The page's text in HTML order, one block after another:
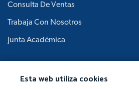
Esta web utiliza cookies
Consulta De Ventas
Trabaja Con Nosotros
Junta Académica